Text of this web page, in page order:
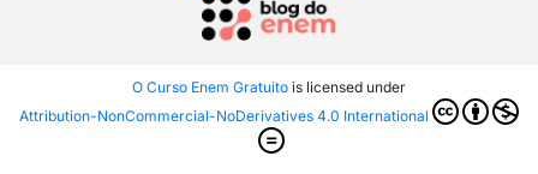
O Curso Enem Gratuito is licensed under
Attribution-NonCommercial-NoDerivatives 4.0 International